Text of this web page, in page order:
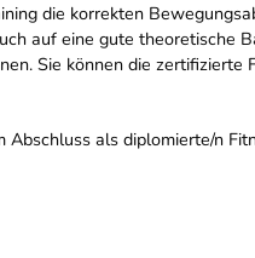
die korrekten
auf eine gute theoretische
Sie können die
als diplomierte/n